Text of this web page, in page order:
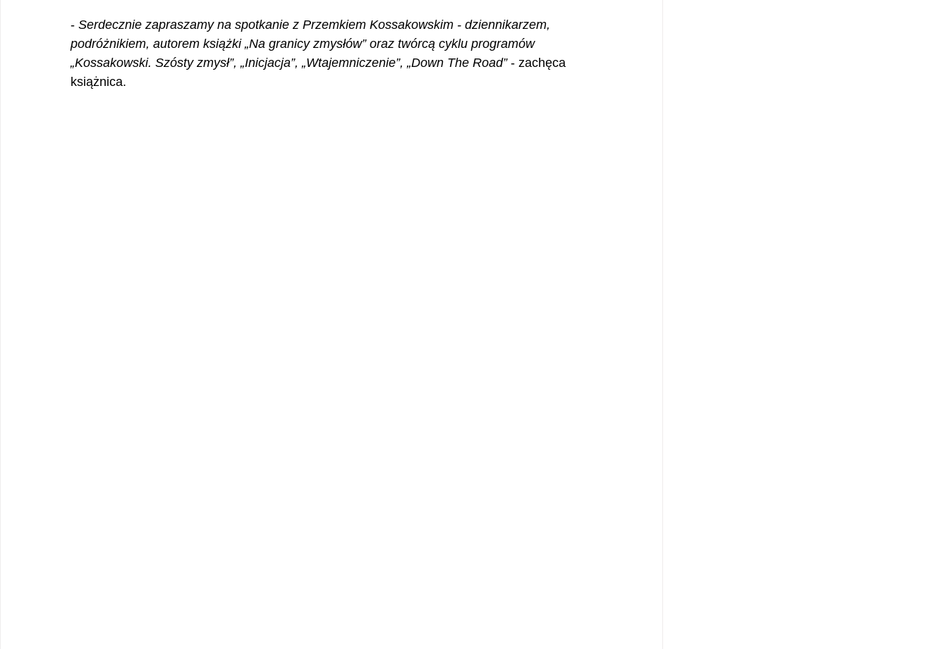
- Serdecznie zapraszamy na spotkanie z Przemkiem Kossakowskim - dziennikarzem,
podróżnikiem, autorem książki „Na granicy zmysłów” oraz twórcą cyklu programów
„Kossakowski. Szósty zmysł”, „Inicjacja”, „Wtajemniczenie”, „Down The Road” - zachęca
książnica.